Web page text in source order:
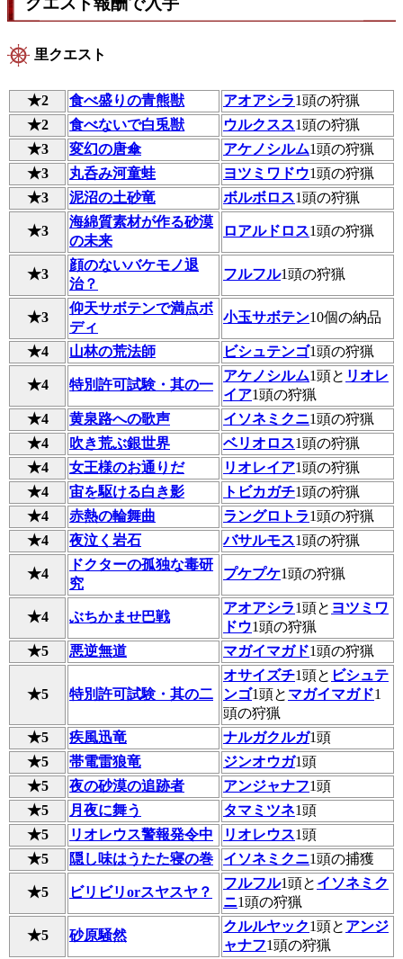
里クエスト
★2 食べ盛りの青熊獣 アオアシラ1頭の狩猟
★2
食べないで白兎獣 ウルクスス1頭の狩猟
★3
変幻の唐傘 アケノシルム1頭の狩猟
★3
丸呑み河童蛙 ヨツミワドウ1頭の狩猟
★3
泥沼の土砂竜 ボルボロス1頭の狩猟
★3
海綿質素材が作る砂漠
の未来
ロアルドロス1頭の狩猟
★3
顔のないバケモノ退
治？
フルフル1頭の狩猟
★3
仰天サボテンで満点ボ
ディ
小玉サボテン10個の納品
★4 山林の荒法師 ビシュテンゴ1頭の狩猟
★4 特別許可試験・其の一
アケノシルム1頭と リオレ
イア1頭の狩猟
★4
黄泉路への歌声 イソネミクニ1頭の狩猟
★4
吹き荒ぶ銀世界 ベリオロス1頭の狩猟
★4
女王様のお通りだ リオレイア1頭の狩猟
★4
宙を駆ける白き影 トビカガチ1頭の狩猟
★4
赤熱の輪舞曲 ラングロトラ1頭の狩猟
★4
夜泣く岩石 バサルモス1頭の狩猟
★4
ドクターの孤独な毒研
究
プケプケ1頭の狩猟
★4 ぶちかませ巴戦
アオアシラ1頭と ヨツミワ
ドウ1頭の狩猟
★5
悪逆無道 マガイマガド1頭の狩猟
★5 特別許可試験・其の二
オサイズチ1頭と ビシュテ
ンゴ1頭と マガイマガド1
頭の狩猟
★5
疾風迅竜 ナルガクルガ1頭
★5
帯電雷狼竜 ジンオウガ1頭
★5
夜の砂漠の追跡者 アンジャナフ1頭
★5
月夜に舞う タマミツネ1頭
★5
リオレウス警報発令中 リオレウス1頭
★5
隠し味はうたた寝の巻 イソネミクニ1頭の捕獲
★5 ビリビリorスヤスヤ？
フルフル1頭と イソネミク
ニ1頭の狩猟
★5 砂原騒然
クルルヤック1頭と アンジ
ャナフ1頭の狩猟